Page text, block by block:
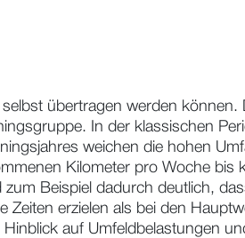
übertragen werden können.
In der klassischen
weichen die hohen
Kilometer pro Woche bis
Beispiel dadurch deutlich,
erzielen als bei den
auf Umfeldbelastungen